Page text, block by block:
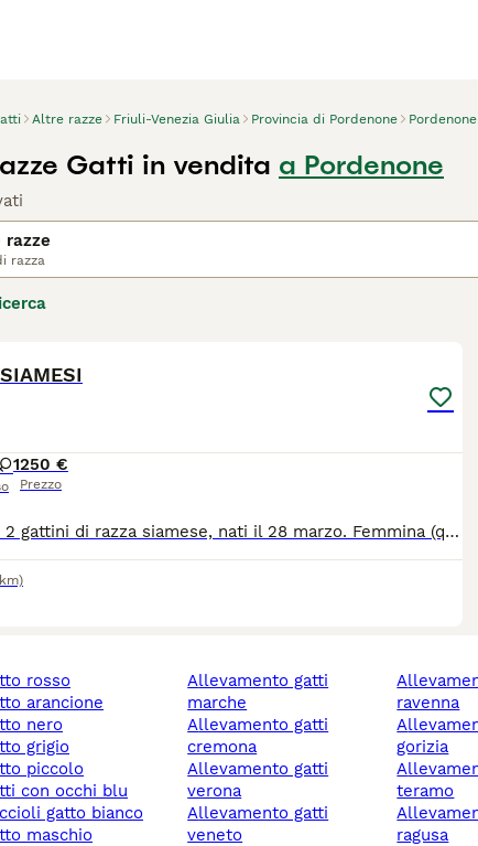
Altre razze Friuli-Venezia Giulia Provincia di Pordenone Pordenone
Gatti in vendita a Pordenone
razze
razza
1250 €
Prezzo
Disponibili 2 gattini di razza siamese, nati il 28 marzo. Femmina (quella più chiara) e 1 maschio. Trattamenti eseguiti: sverminazione, antipulci e primo vaccino. Verranno ceduti con il loro libretto sanitario aggiornato. Sono autonomi sia nell'uso della lettiera che nel mangiare (sia secco che umido). Contattare solo se realmente interessati. Prezzo leggermente trattabile e si riferisce a ogni singolo gattino.
rosso
arancione
nero
grigio
piccolo
con occhi blu
gatto bianco
maschio
allevamento gatti
marche
allevamento gatti
cremona
allevamento gatti
verona
allevamento gatti
veneto
allevamento gatti
ravenna
allevamento gatti
gorizia
allevamento gatti
teramo
allevamento gatti
ragusa